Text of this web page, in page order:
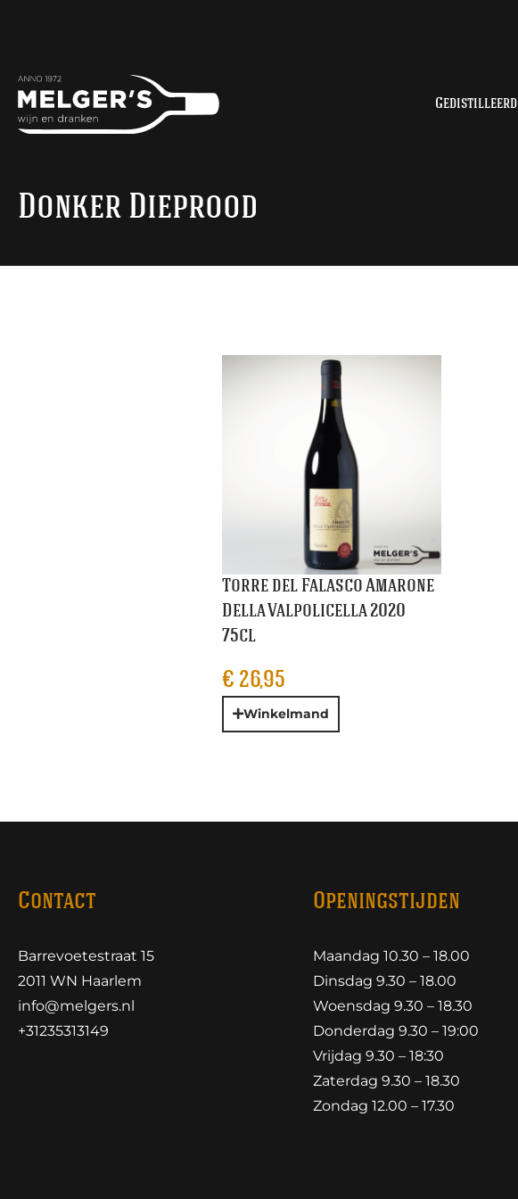
Gedistilleerd
Donker Dieprood
Torre del Falasco Amarone
Della Valpolicella 2020
75cl
€ 26,95
Winkelmand
Contact
Barrevoetestraat 15
2011 WN Haarlem
info@melgers.nl
+31235313149
Openingstijden
Maandag 10.30 – 18.00
Dinsdag 9.30 – 18.00
Woensdag 9.30 – 18.30
Donderdag 9.30 – 19:00
Vrijdag 9.30 – 18:30
Zaterdag 9.30 – 18.30
Zondag 12.00 – 17.30